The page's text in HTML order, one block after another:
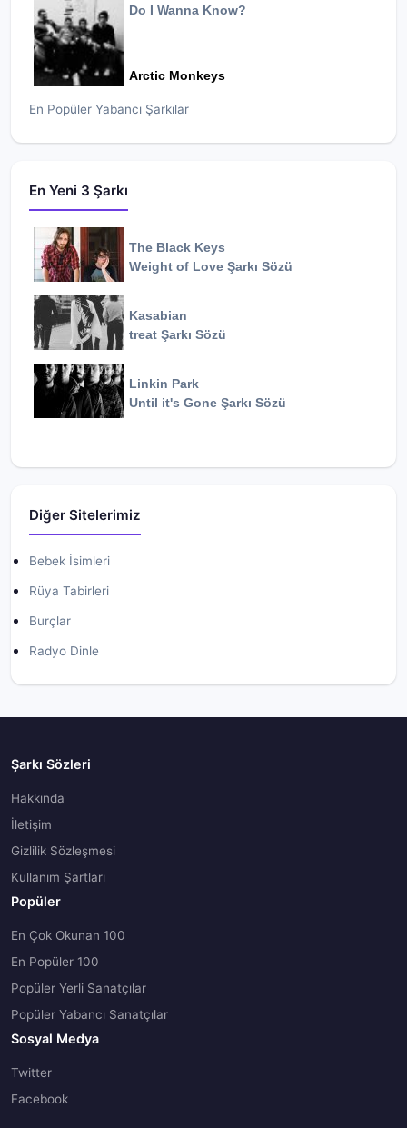
Do I Wanna Know?
Arctic Monkeys
En Popüler Yabancı Şarkılar
En Yeni 3 Şarkı
The Black Keys
Weight of Love Şarkı Sözü
Kasabian
treat Şarkı Sözü
Linkin Park
Until it's Gone Şarkı Sözü
Diğer Sitelerimiz
Bebek İsimleri
Rüya Tabirleri
Burçlar
Radyo Dinle
Şarkı Sözleri
Hakkında
İletişim
Gizlilik Sözleşmesi
Kullanım Şartları
Popüler
En Çok Okunan 100
En Popüler 100
Popüler Yerli Sanatçılar
Popüler Yabancı Sanatçılar
Sosyal Medya
Twitter
Facebook